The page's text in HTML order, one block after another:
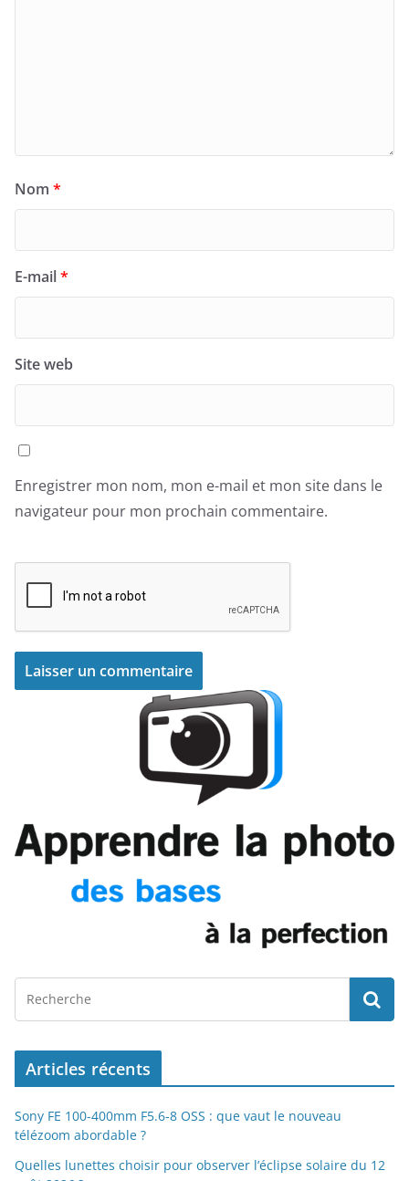
Nom *
E-mail*
Site web
Enregistrer mon nom, mon e-mail et mon site dans le
navigateur pour mon prochain commentaire.
Articles récents
Sony FE 100-400mm F5.6-8 OSS : que vaut le nouveau
télézoom abordable ?
Quelles lunettes choisir pour observer l’éclipse solaire du 12